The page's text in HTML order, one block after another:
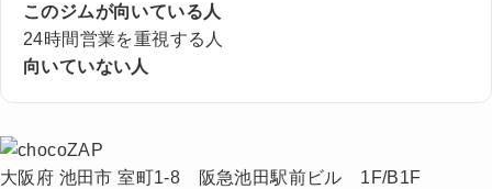
このジムが向いている人
24時間営業を重視する人
向いていない人
大阪府 池田市 室町1-8 阪急池田駅前ビル 1F/B1F